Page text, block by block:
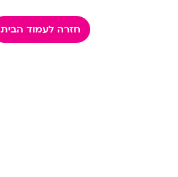
חזרה לעמוד הבית